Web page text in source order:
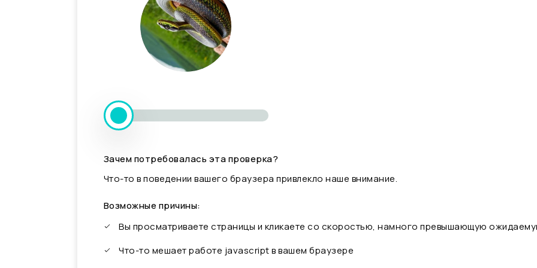
Зачем потребовалась эта проверка?
Что-то в поведении вашего браузера привлекло наше внимание.
Возможные причины:
Вы просматриваете страницы и кликаете со скоростью, намного превышающую
Что-то мешает работе javascript в вашем браузере